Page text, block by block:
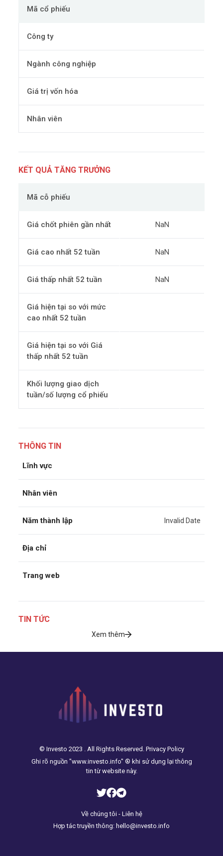
Mã cổ phiếu
Công ty
Ngành công nghiệp
Giá trị vốn hóa
Nhân viên
KẾT QUẢ TĂNG TRƯỞNG
Mã cỗ phiếu
Giá chốt phiên gần nhất NaN
Giá cao nhất 52 tuần NaN
Giá thấp nhất 52 tuần NaN
Giá hiện tại so với mức
cao nhất 52 tuần
Giá hiện tại so với Giá
thấp nhất 52 tuần
Khối lượng giao dịch
tuần/số lượng cổ phiếu
THÔNG TIN
Lĩnh vực
Nhân viên
Năm thành lập Invalid Date
Địa chỉ
Trang web
TIN TỨC
Xem thêm
© Investo 2023 . All Rights Reserved. Privacy Policy
Ghi rõ nguồn "www.investo.info" ® khi sử dụng lại thông
tin từ website này.
Về chúng tôi - Liên hệ
Hợp tác truyền thông: hello@investo.info